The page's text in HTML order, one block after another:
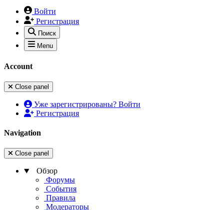
Войти
Регистрация
Поиск
Menu
Account
Close panel
Уже зарегистрированы? Войти
Регистрация
Navigation
Close panel
Обзор
Форумы
События
Правила
Модераторы